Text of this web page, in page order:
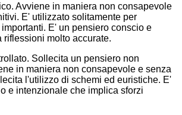
Avviene in maniera non consapevole
E' utilizzato solitamente per
E' un pensiero conscio e
riflessioni molto accurate.
Sollecita un pensiero non
in maniera non consapevole e senza
l'utilizzo di schemi ed euristiche. E'
e intenzionale che implica sforzi